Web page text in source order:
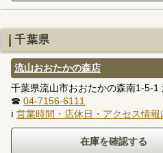
千葉県
流山おおたかの森店
千葉県流山市おおたかの森南1-5-1
☎ 04-7156-6111
ℹ 営業時間・店休日・アクセス情報